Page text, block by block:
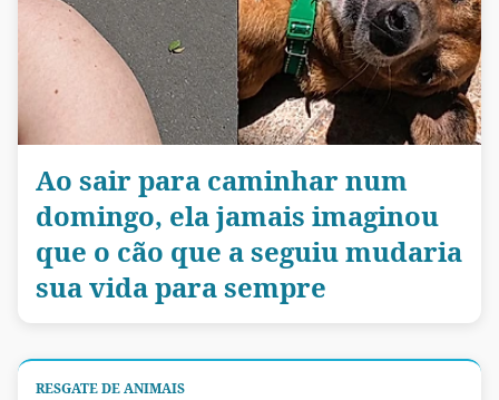
Ao sair para caminhar num
domingo, ela jamais imaginou
que o cão que a seguiu mudaria
sua vida para sempre
RESGATE DE ANIMAIS